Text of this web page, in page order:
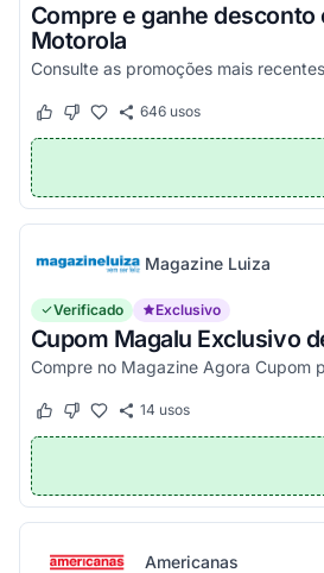
Compre e ganhe desconto
Motorola
Este cupom funcionou
Este cupom não funcionou
646usos
Magazine Luiza
Verificado Exclusivo
Cupom Magalu Exclusivo
Este cupom funcionou
Este cupom não funcionou
14 usos
Americanas